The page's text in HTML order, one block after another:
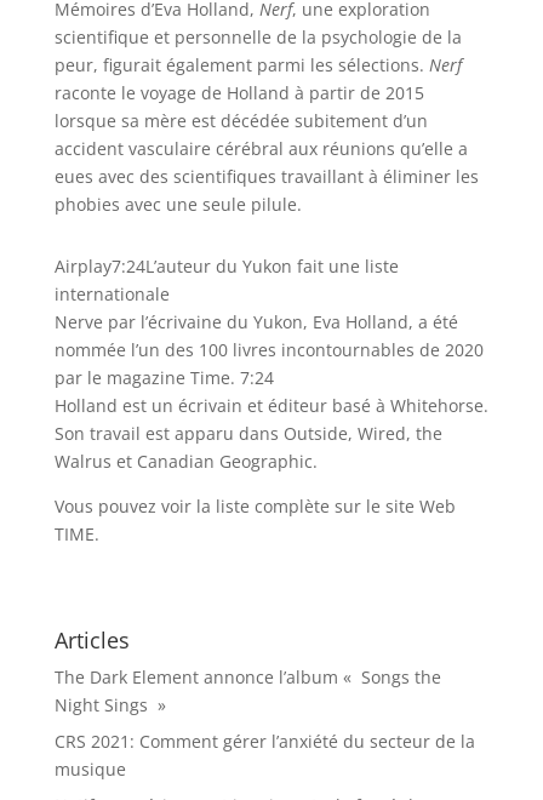
Mémoires d’Eva Holland, Nerf, une exploration
scientifique et personnelle de la psychologie de la
peur, figurait également parmi les sélections. Nerf
raconte le voyage de Holland à partir de 2015
lorsque sa mère est décédée subitement d’un
accident vasculaire cérébral aux réunions qu’elle a
eues avec des scientifiques travaillant à éliminer les
phobies avec une seule pilule.
Airplay7:24L’auteur du Yukon fait une liste
internationale
Nerve par l’écrivaine du Yukon, Eva Holland, a été
nommée l’un des 100 livres incontournables de 2020
par le magazine Time. 7:24
Holland est un écrivain et éditeur basé à Whitehorse.
Son travail est apparu dans Outside, Wired, the
Walrus et Canadian Geographic.
Vous pouvez voir la liste complète sur le site Web
TIME.
Articles
The Dark Element annonce l’album « Songs the
Night Sings »
CRS 2021: Comment gérer l’anxiété du secteur de la
musique